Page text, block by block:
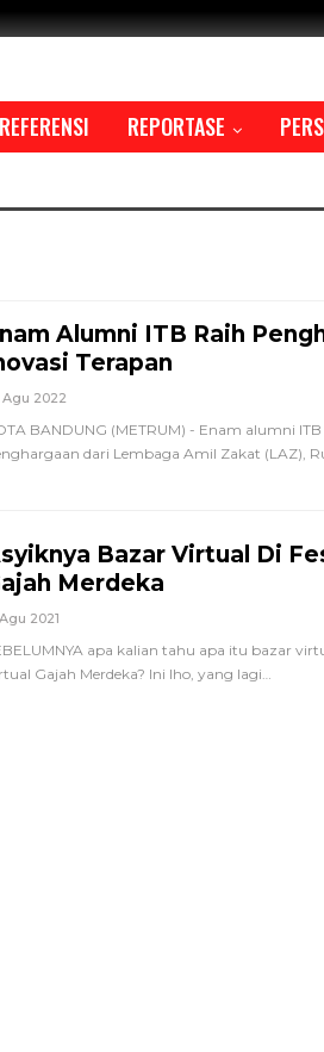
REFERENSI REPORTASE
Alumni ITB Raih
Terapan
Agu 2022
BANDUNG (METRUM) - Enam alumni
dari Lembaga Amil Zakat (LAZ),
Bazar Virtual Di
Merdeka
2021
apa kalian tahu apa itu bazar
Gajah Merdeka? Ini lho, yang lagi…
REPORTASE
‘Agar Tak Ada